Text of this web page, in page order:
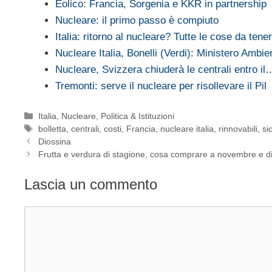
Eolico: Francia, Sorgenia e KKR in partnership
Nucleare: il primo passo è compiuto
Italia: ritorno al nucleare? Tutte le cose da
Nucleare Italia, Bonelli (Verdi): Ministero
Nucleare, Svizzera chiuderà le centrali entro
Tremonti: serve il nucleare per risollevare il Pil
Categorie
Italia Nucleare
Politica & Istituzioni
Tag
bolletta ,centrali ,costi Francia nucleare italia rinnovabili ,
Diossina
Frutta e verdura di stagione, cosa comprare a novembre e
Lascia un commento